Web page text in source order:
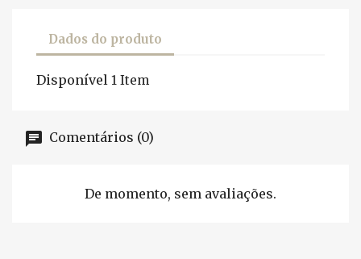
Dados do produto
Disponível 1 Item
Comentários (0)
De momento, sem avaliações.